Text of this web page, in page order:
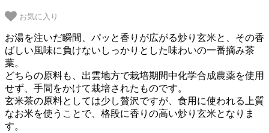
お気に入り
お湯を注いだ瞬間、パッと香りが広がる炒り玄米と、その香
ばしい風味に負けないしっかりとした味わいの一番摘み茶
葉。
どちらの原料も、出雲地方で栽培期間中化学合成農薬を使用
せず、手間をかけて栽培されたものです。
玄米茶の原料としては少し贅沢ですが、食用に使われる上質
なお米を使うことで、格段に香りの高い炒り玄米となりま
す。